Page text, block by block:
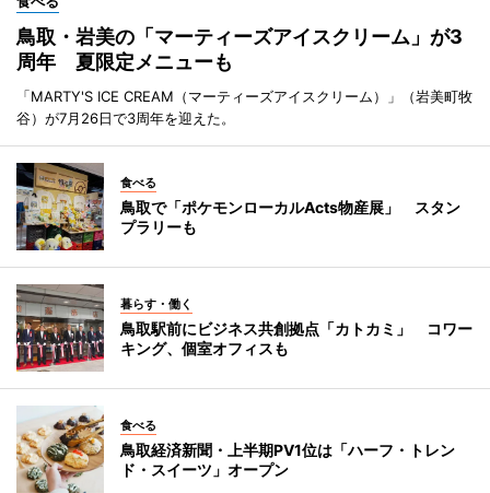
鳥取・岩美の「マーティーズアイスクリーム」が3
周年 夏限定メニューも
「MARTY'S ICE CREAM（マーティーズアイスクリーム）」（岩美町牧
谷）が7月26日で3周年を迎えた。
食べる
鳥取で「ポケモンローカルActs物産展」 スタン
プラリーも
暮らす・働く
鳥取駅前にビジネス共創拠点「カトカミ」 コワー
キング、個室オフィスも
食べる
鳥取経済新聞・上半期PV1位は「ハーフ・トレン
ド・スイーツ」オープン